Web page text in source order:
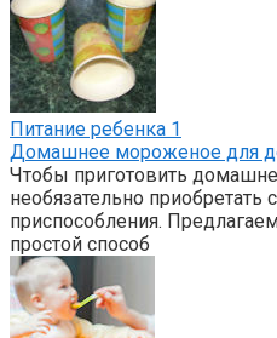
Питание ребенка 1
Домашнее мороженое для
Чтобы приготовить
необязательно приобретать
приспособления.
простой способ